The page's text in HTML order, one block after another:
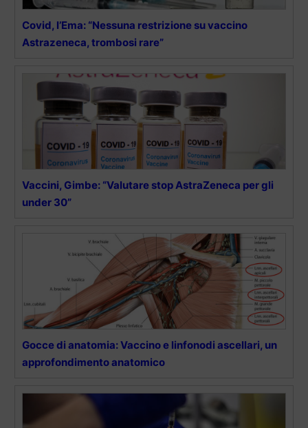
Covid, l’Ema: “Nessuna restrizione su vaccino
Astrazeneca, trombosi rare”
Vaccini, Gimbe: “Valutare stop AstraZeneca per gli
under 30”
Gocce di anatomia: Vaccino e linfonodi ascellari, un
approfondimento anatomico